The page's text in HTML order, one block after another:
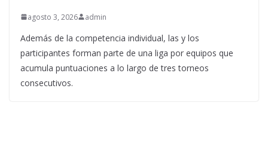
agosto 3, 2026 admin
Además de la competencia individual, las y los
participantes forman parte de una liga por equipos que
acumula puntuaciones a lo largo de tres torneos
consecutivos.